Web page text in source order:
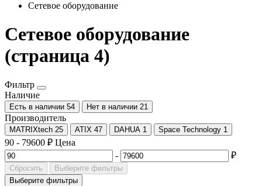
Сетевое оборудование
Сетевое оборудование
(страница 4)
Фильтр
Наличие
Есть в наличии 54 Нет в наличии 21
Производитель
MATRIXtech 25 ATIX 47 DAHUA 1 Space Technology 1
90 - 79600 ₽ Цена
-
₽
Сбросить
Выберите фильтры
Выберите фильтры